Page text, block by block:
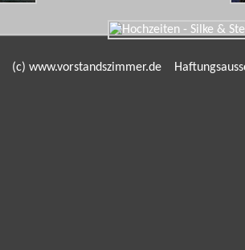
(c) www.vorstandszimmer.de